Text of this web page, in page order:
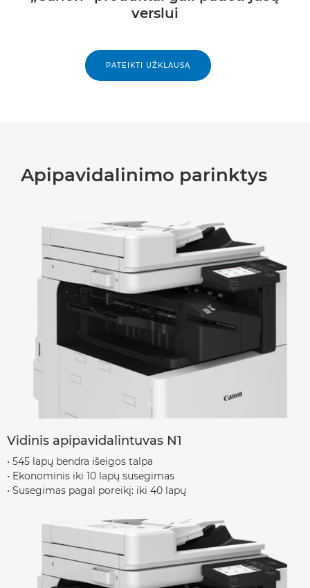
verslui
PATEIKTI UŽKLAUSĄ
Apipavidalinimo parinktys
Vidinis apipavidalintuvas N1
• 545 lapų bendra išeigos talpa
• Ekonominis iki 10 lapų susegimas
• Susegimas pagal poreikį: iki 40 lapų